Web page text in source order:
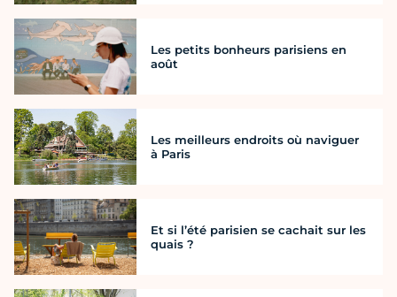
Les petits bonheurs parisiens en
août
Les meilleurs endroits où naviguer
à Paris
Et si l’été parisien se cachait sur les
quais ?